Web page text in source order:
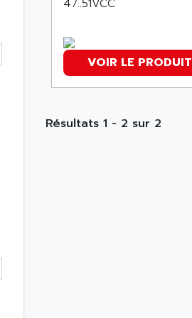
47..51VCC
VOIR LE PRODUIT
Résultats 1 - 2 sur 2